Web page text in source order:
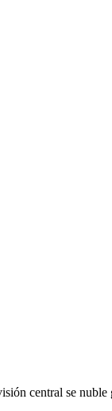
central se